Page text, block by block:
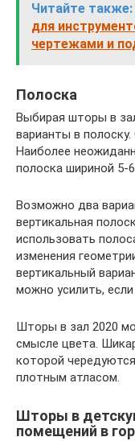
Читайте также:
для
чертежами и
Полоска
Выбирая шторы в
варианты в
Наиболее
полоска шириной 5-
Возможно два
вертикальная
использовать
изменения
вертикальный
можно усилить,
Шторы в зал 2020
смысле цвета.
которой
плотным атласом.
Шторы в
помещений в